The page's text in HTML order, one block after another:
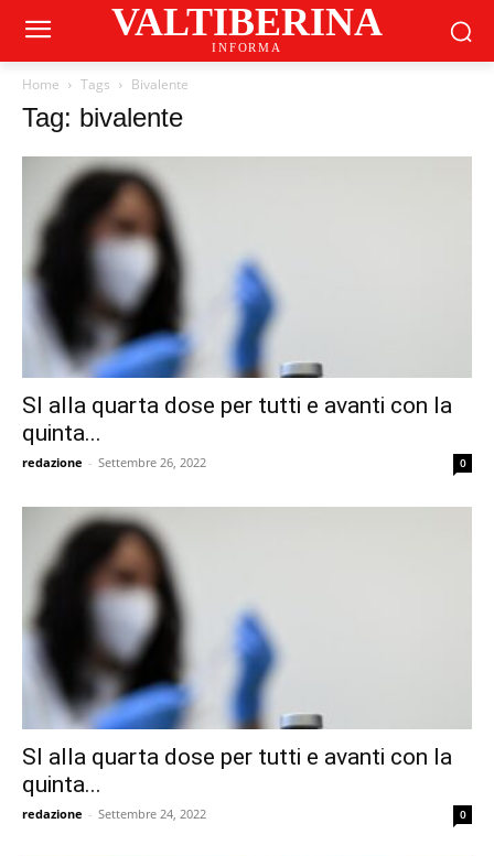
VALTIBERINA
INFORMA
Home Tags Bivalente
Tag: bivalente
SI alla quarta dose per tutti e avanti con la
quinta...
redazione - Settembre 26, 2022 0
SI alla quarta dose per tutti e avanti con la
quinta...
redazione - Settembre 24, 2022 0